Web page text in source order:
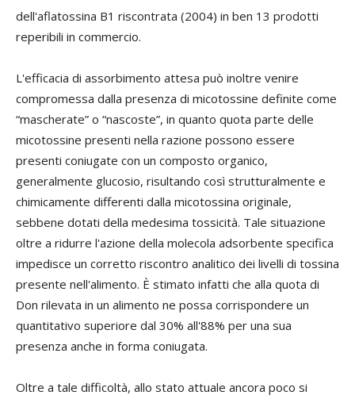
dell'aflatossina B1 riscontrata (2004) in ben 13 prodotti
reperibili in commercio.
L'efficacia di assorbimento attesa può inoltre venire
compromessa dalla presenza di micotossine definite come
“mascherate” o “nascoste”, in quanto quota parte delle
micotossine presenti nella razione possono essere
presenti coniugate con un composto organico,
generalmente glucosio, risultando così strutturalmente e
chimicamente differenti dalla micotossina originale,
sebbene dotati della medesima tossicità. Tale situazione
oltre a ridurre l'azione della molecola adsorbente specifica
impedisce un corretto riscontro analitico dei livelli di tossina
presente nell'alimento. È stimato infatti che alla quota di
Don rilevata in un alimento ne possa corrispondere un
quantitativo superiore dal 30% all'88% per una sua
presenza anche in forma coniugata.
Oltre a tale difficoltà, allo stato attuale ancora poco si